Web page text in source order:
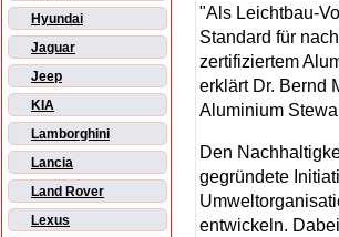
Hyundai
Jaguar
Jeep
KIA
Lamborghini
Lancia
Land Rover
Lexus
"Als Leichtbau-
Standard für
zertifiziertem
erklärt Dr. Bernd
Aluminium
Den
gegründete
entwickeln.